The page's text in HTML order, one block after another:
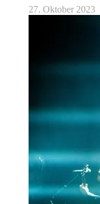
27. Oktober 2023